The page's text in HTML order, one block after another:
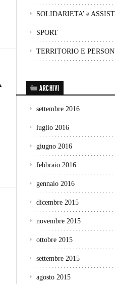
SOLIDARIETA’ e
SPORT
TERRITORIO E
ARCHIVI
settembre 2016
luglio 2016
giugno 2016
febbraio 2016
gennaio 2016
dicembre 2015
novembre 2015
ottobre 2015
settembre 2015
agosto 2015